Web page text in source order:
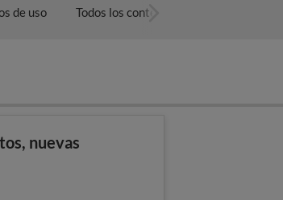
de uso Todos los contenidos
nuevas